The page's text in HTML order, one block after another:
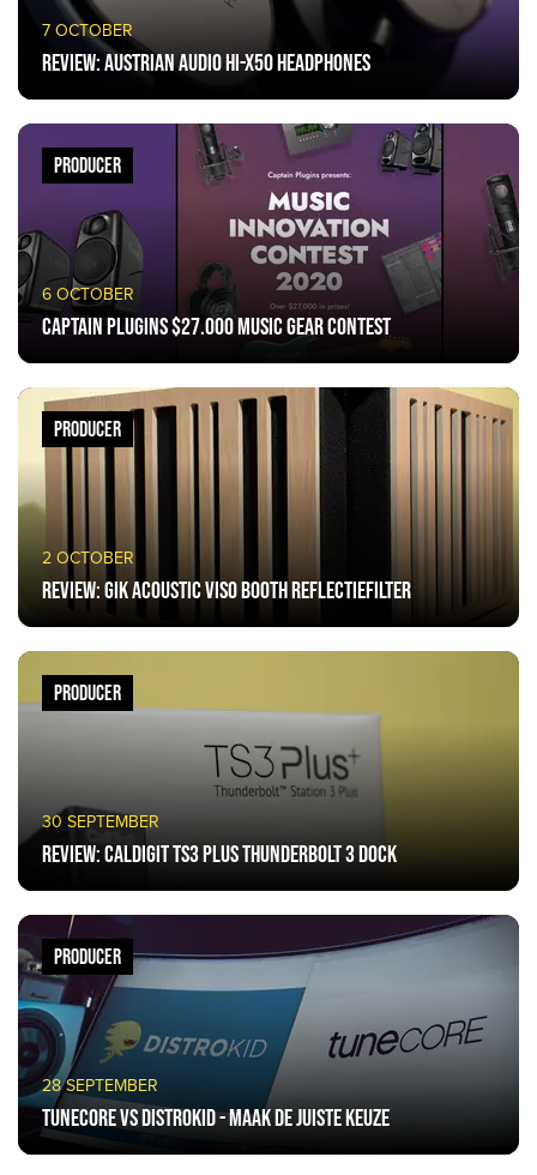
7 OCTOBER
Review: Austrian Audio Hi-X50 headphones
6 OCTOBER
Captain Plugins $27.000 music gear contest
PRODUCER
2 OCTOBER
Review: GIK Acoustic VISO Booth reflectiefilter
PRODUCER
30 SEPTEMBER
Review: CalDigit TS3 Plus Thunderbolt 3 Dock
PRODUCER
28 SEPTEMBER
TuneCore vs DistroKid - Maak de juiste keuze
PRODUCER